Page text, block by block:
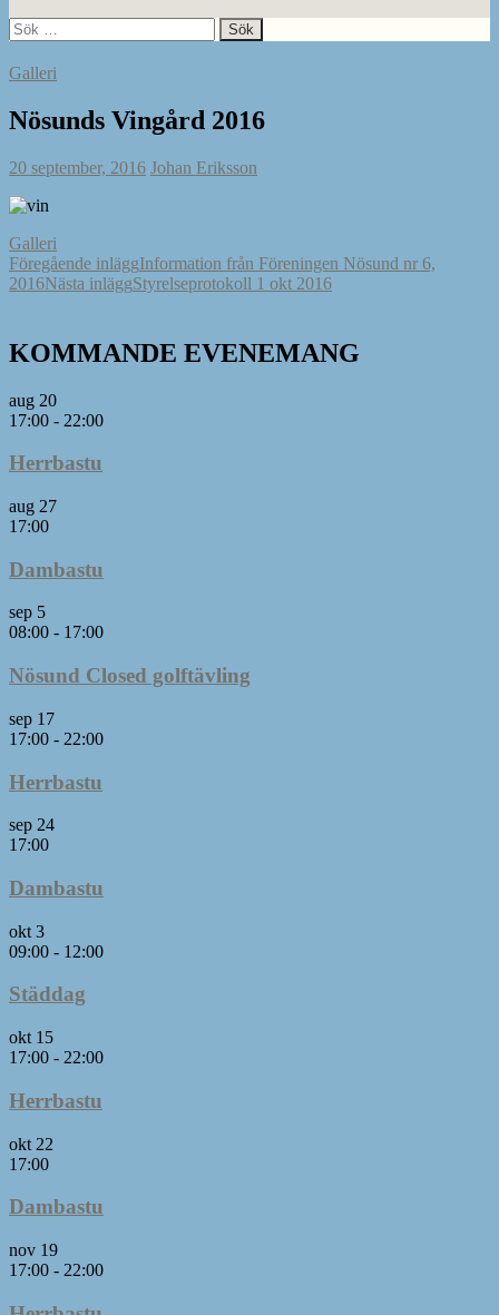
Sök
efter:
Galleri
Nösunds Vingård 2016
20 september, 2016 Johan Eriksson
Galleri
Inläggsnavigering
Föregående inläggInformation från Föreningen Nösund nr 6,
2016Nästa inläggStyrelseprotokoll 1 okt 2016
KOMMANDE EVENEMANG
aug 20
17:00 - 22:00
Herrbastu
aug 27
17:00
Dambastu
sep 5
08:00 - 17:00
Nösund Closed golftävling
sep 17
17:00 - 22:00
Herrbastu
sep 24
17:00
Dambastu
okt 3
09:00 - 12:00
Städdag
okt 15
17:00 - 22:00
Herrbastu
okt 22
17:00
Dambastu
nov 19
17:00 - 22:00